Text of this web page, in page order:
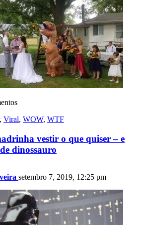
, Viral, WOW, WTF
vestir o que quiser – e
dinossauro
setembro 7, 2019, 12:25 pm